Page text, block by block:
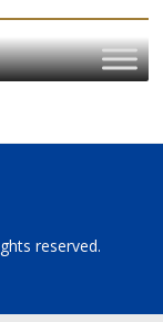
reserved.